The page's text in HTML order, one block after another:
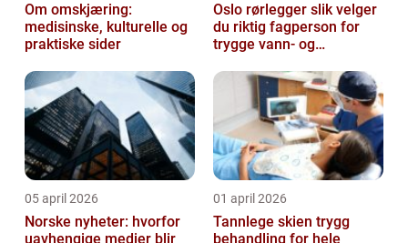
Om omskjæring:
medisinske, kulturelle og
praktiske sider
Oslo rørlegger slik velger
du riktig fagperson for
trygge vann- og
05 april 2026
Norske nyheter: hvorfor
uavhengige medier blir
01 april 2026
Tannlege skien trygg
behandling for hele